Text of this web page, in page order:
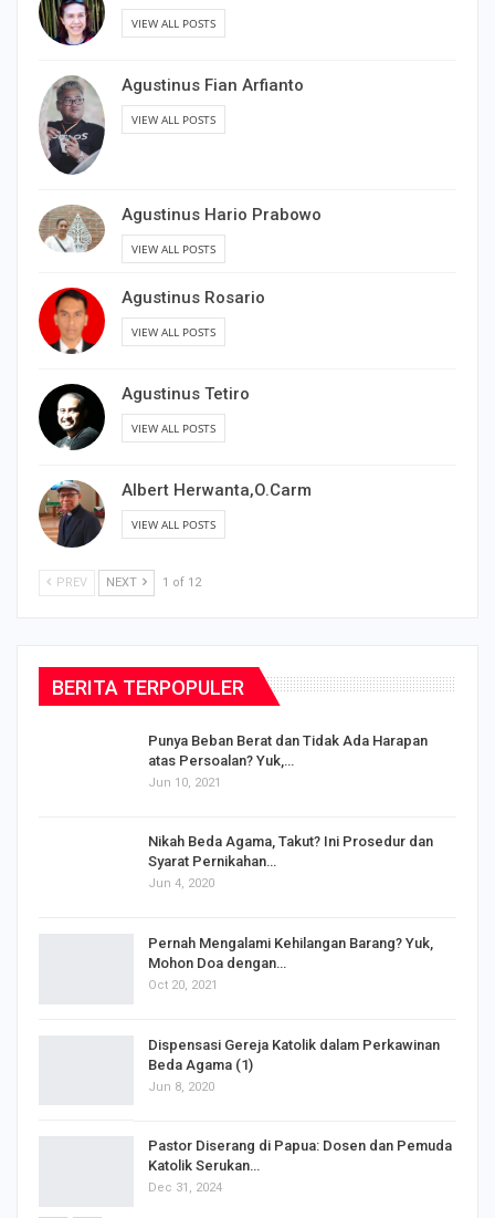
VIEW ALL POSTS
Agustinus Fian Arfianto
VIEW ALL POSTS
Agustinus Hario Prabowo
VIEW ALL POSTS
Agustinus Rosario
VIEW ALL POSTS
Agustinus Tetiro
VIEW ALL POSTS
Albert Herwanta,O.Carm
VIEW ALL POSTS
PREV NEXT 1 of 12
BERITA TERPOPULER
Punya Beban Berat dan Tidak Ada Harapan
atas Persoalan? Yuk,…
Jun 10, 2021
Nikah Beda Agama, Takut? Ini Prosedur dan
Syarat Pernikahan…
Jun 4, 2020
Pernah Mengalami Kehilangan Barang? Yuk,
Mohon Doa dengan…
Oct 20, 2021
Dispensasi Gereja Katolik dalam Perkawinan
Beda Agama (1)
Jun 8, 2020
Pastor Diserang di Papua: Dosen dan Pemuda
Katolik Serukan…
Dec 31, 2024